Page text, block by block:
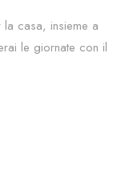
casa, insieme a
le giornate con il